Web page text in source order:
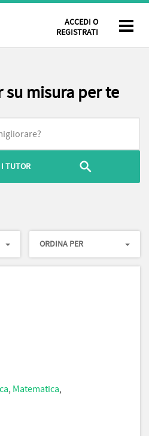
ACCEDI O
REGISTRATI
su misura per te
ORDINA PER
, Matematica,